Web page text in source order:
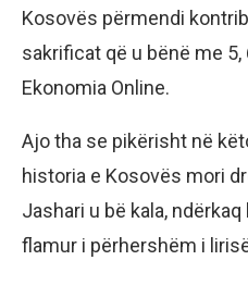
Kosovës përmendi
sakrificat që u bënë me
Ekonomia Online.
Ajo tha se pikërisht në
historia e Kosovës mori
Jashari u bë kala,
flamur i përhershëm i